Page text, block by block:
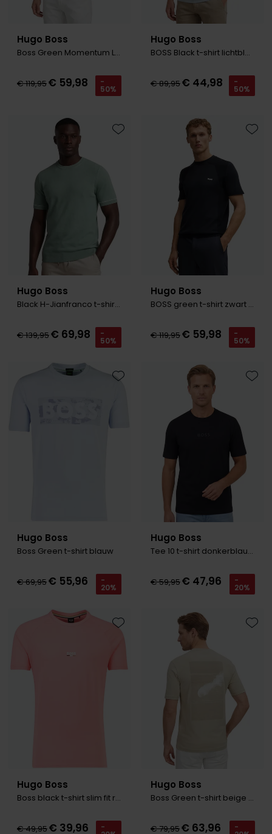
Hugo Boss
Boss Green Momentum Lite t-shirt zwart
€ 119,95€ 59,98 -
50%
Hugo Boss
BOSS Black t-shirt lichtblauw effen
€ 89,95€ 44,98 -
50%
Hugo Boss
Black H-Jianfranco t-shirt groen
€ 139,95€ 69,98 -
50%
Toevoegen aan favorieten
Hugo Boss
BOSS green t-shirt zwart effen
€ 119,95€ 59,98 -
50%
Hugo Boss
Boss Green t-shirt blauw
€ 69,95€ 55,96 -
20%
Toevoegen aan favorieten
Hugo Boss
Tee 10 t-shirt donkerblauw korte mouw
€ 59,95€ 47,96 -
20%
Hugo Boss
Boss black t-shirt slim fit roze
€ 49,95€ 39,96 -
Toevoegen aan favorieten
Hugo Boss
Boss Green t-shirt beige ronde hals
€ 79,95€ 63,96 -